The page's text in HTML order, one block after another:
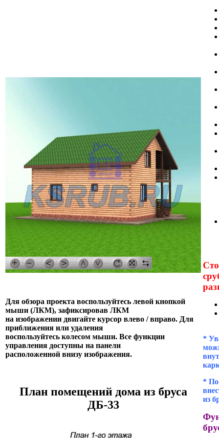
Для обзора проекта воспользуйтесь левой кнопкой
мыши (ЛКМ), зафиксировав ЛКМ
на изображении двигайте курсор влево / вправо. Для
приближения или удаления
воспользуйтесь колесом мыши. Все функции
управления доступны на панели
расположенной внизу изображения.
План помещений дома из бруса
ДБ-33
*
*
из